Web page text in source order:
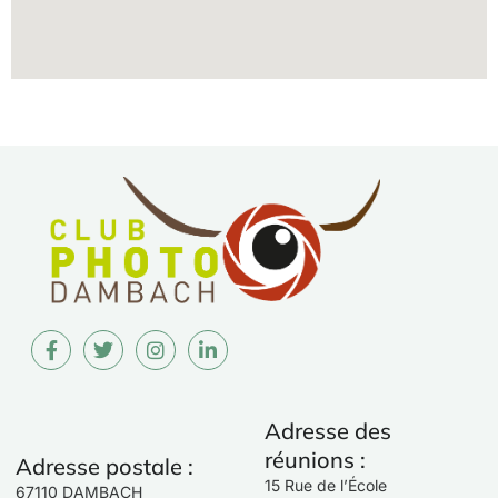
Adresse postale :
67110 DAMBACH
Adresse des
réunions :
15 Rue de l’École